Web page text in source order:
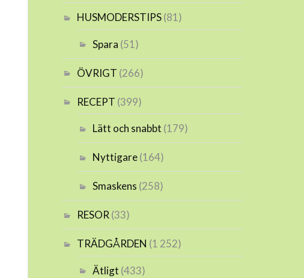
HUSMODERSTIPS(81)
Spara (51)
ÖVRIGT (266)
RECEPT (399)
Lätt och snabbt (179)
Nyttigare(164)
Smaskens (258)
RESOR (33)
TRÄDGÅRDEN (1 252)
Ätligt (433)